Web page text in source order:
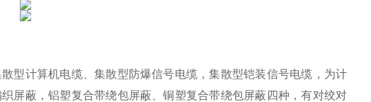
型计算机电缆、集散型防爆信号电缆，集散型铠装信号电缆，为计
屏蔽，铝塑复合带绕包屏蔽、铜塑复合带绕包屏蔽四种，有对绞对